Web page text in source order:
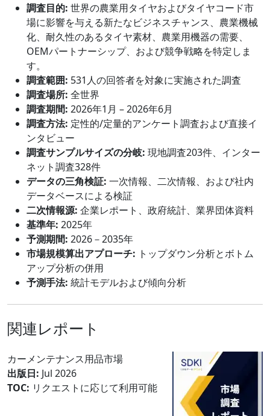
調査目的: 世界の農業用タイヤおよびタイヤコード市
場に影響を与える新たなビジネスチャンス、農業機械
化、耐久性のあるタイヤ素材、農業用機器の需要、
OEMパートナーシップ、および競争戦略を特定しま
す。
調査範囲: 531人の回答者を対象に実施された調査
調査場所: 全世界
調査期間: 2026年1月 – 2026年6月
調査方法: 定性的/定量的アンケート調査および直接イ
ンタビュー
調査サンプルサイズの分岐: 現地調査203件、インター
ネット調査328件
データの三角検証: 一次情報、二次情報、および社内
データベースによる検証
二次情報源: 企業レポート、政府統計、業界団体資料
基準年: 2025年
予測期間: 2026－2035年
市場規模算出アプローチ: トップダウン分析とボトム
アップ分析の併用
予測手法: 統計モデルおよび傾向分析
関連レポート
カーメンテナンス用品市場
出版日: Jul 2026
TOC: リクエストに応じて利用可能